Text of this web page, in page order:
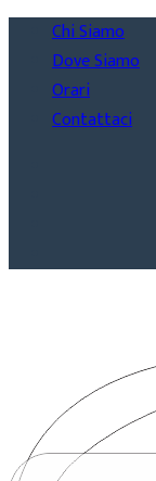
Chi Siamo
Dove Siamo
Orari
Contattaci